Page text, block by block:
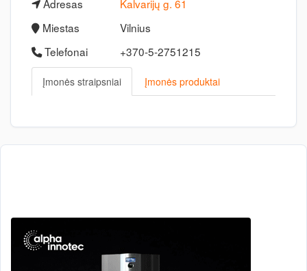
Adresas
Kalvarijų g. 61
Miestas
Vilnius
Telefonai
+370-5-2751215
Įmonės straipsniai Įmonės produktai